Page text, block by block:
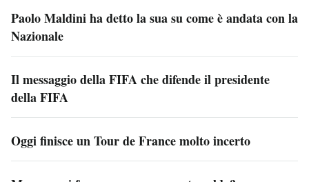
Paolo Maldini ha detto la sua su come è andata con la
Nazionale
Il messaggio della FIFA che difende il presidente
della FIFA
Oggi finisce un Tour de France molto incerto